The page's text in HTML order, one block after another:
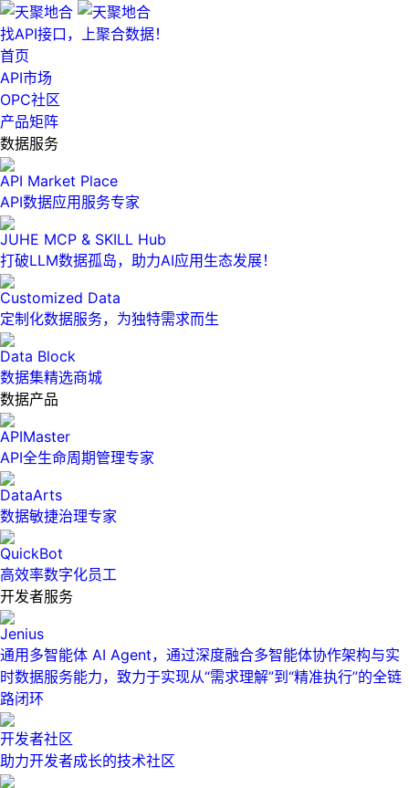
找API接口，上聚合数据！
首页
API市场
OPC社区
产品矩阵
数据服务
API Market Place
API数据应用服务专家
JUHE MCP & SKILL Hub
打破LLM数据孤岛，助力AI应用生态发展！
Customized Data
定制化数据服务，为独特需求而生
Data Block
数据集精选商城
数据产品
APIMaster
API全生命周期管理专家
DataArts
数据敏捷治理专家
QuickBot
高效率数字化员工
开发者服务
Jenius
通用多智能体 AI Agent，通过深度融合多智能体协作架构与实
时数据服务能力，致力于实现从“需求理解”到“精准执行”的全链
路闭环
开发者社区
助力开发者成长的技术社区